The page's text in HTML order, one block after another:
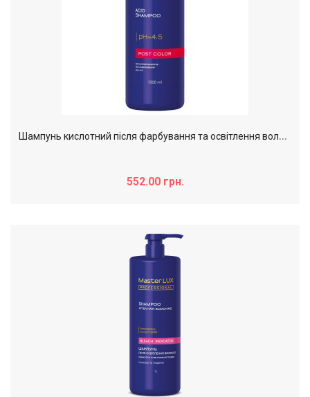
Ш
ампунь кислотний після фарбування та освітлення волосся MasterLUX Post color, 1000 мл
552.00 грн.